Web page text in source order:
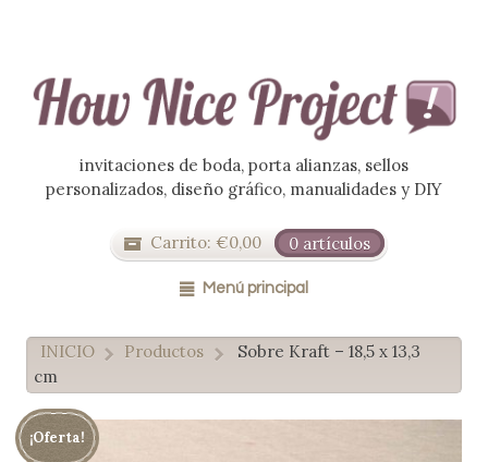
invitaciones de boda, porta alianzas, sellos
personalizados, diseño gráfico, manualidades y DIY
Carrito: €0,00 0 artículos
Menú principal
INICIO > Productos >
Sobre Kraft – 18,5 x 13,3
cm
¡Oferta!